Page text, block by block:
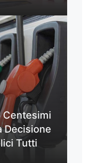
Centesimi
Decisione
Tutti